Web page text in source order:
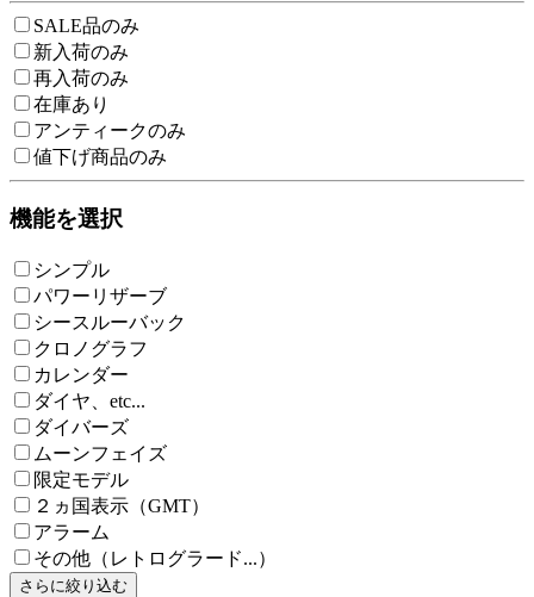
SALE品のみ
新入荷のみ
再入荷のみ
在庫あり
アンティークのみ
値下げ商品のみ
機能を選択
シンプル
パワーリザーブ
シースルーバック
クロノグラフ
カレンダー
ダイヤ、etc...
ダイバーズ
ムーンフェイズ
限定モデル
２ヵ国表示（GMT）
アラーム
その他（レトログラード...）
さらに絞り込む